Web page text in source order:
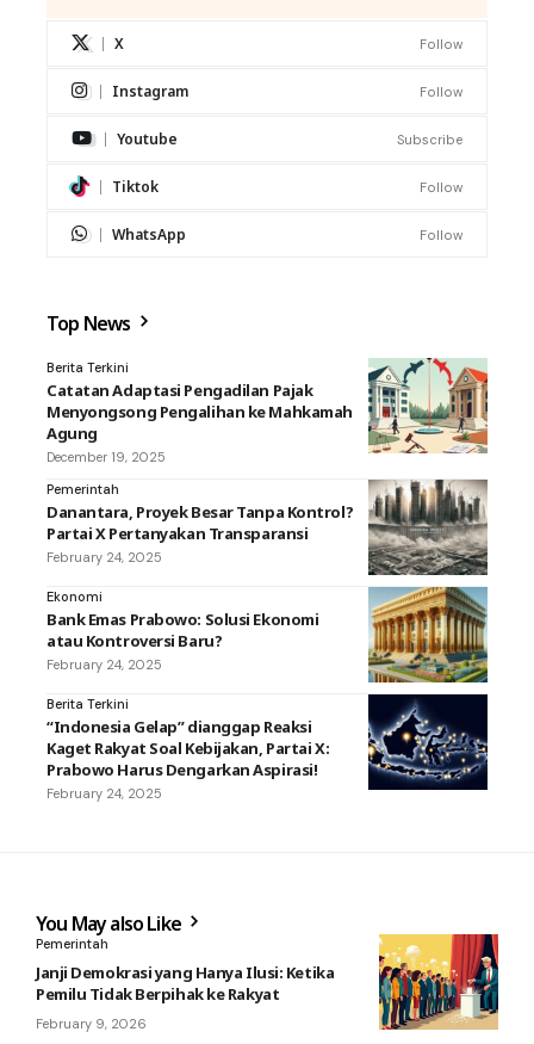
X Follow
Instagram Follow
Youtube Subscribe
Tiktok Follow
WhatsApp Follow
Top News
Berita Terkini
Catatan Adaptasi Pengadilan Pajak
Menyongsong Pengalihan ke Mahkamah
Agung
December 19, 2025
Pemerintah
Danantara, Proyek Besar Tanpa Kontrol?
Partai X Pertanyakan Transparansi
February 24, 2025
Ekonomi
Bank Emas Prabowo: Solusi Ekonomi
atau Kontroversi Baru?
February 24, 2025
Berita Terkini
“Indonesia Gelap” dianggap Reaksi
Kaget Rakyat Soal Kebijakan, Partai X:
Prabowo Harus Dengarkan Aspirasi!
February 24, 2025
You May also Like
Pemerintah
Janji Demokrasi yang Hanya Ilusi: Ketika
Pemilu Tidak Berpihak ke Rakyat
February 9, 2026